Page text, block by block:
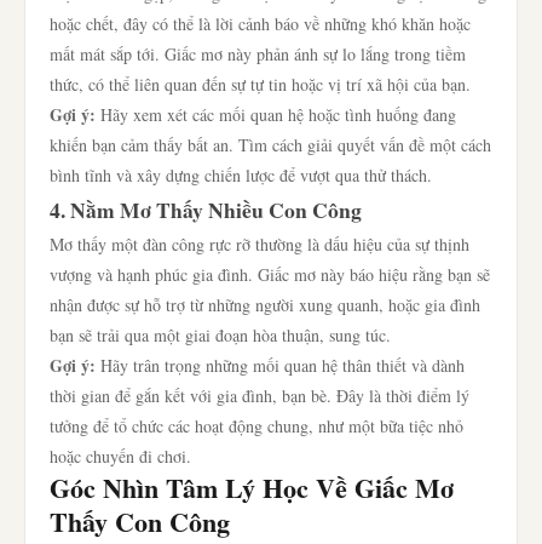
hoặc chết, đây có thể là lời cảnh báo về những khó khăn hoặc
mất mát sắp tới. Giấc mơ này phản ánh sự lo lắng trong tiềm
thức, có thể liên quan đến sự tự tin hoặc vị trí xã hội của bạn.
Gợi ý: Hãy xem xét các mối quan hệ hoặc tình huống đang
khiến bạn cảm thấy bất an. Tìm cách giải quyết vấn đề một cách
bình tĩnh và xây dựng chiến lược để vượt qua thử thách.
4. Nằm Mơ Thấy Nhiều Con Công
Mơ thấy một đàn công rực rỡ thường là dấu hiệu của sự thịnh
vượng và hạnh phúc gia đình. Giấc mơ này báo hiệu rằng bạn sẽ
nhận được sự hỗ trợ từ những người xung quanh, hoặc gia đình
bạn sẽ trải qua một giai đoạn hòa thuận, sung túc.
Gợi ý: Hãy trân trọng những mối quan hệ thân thiết và dành
thời gian để gắn kết với gia đình, bạn bè. Đây là thời điểm lý
tưởng để tổ chức các hoạt động chung, như một bữa tiệc nhỏ
hoặc chuyến đi chơi.
Góc Nhìn Tâm Lý Học Về Giấc Mơ
Thấy Con Công